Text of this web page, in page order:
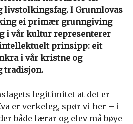
livstolkingsfag. I Grunnlovas
ei primær grunngiving
i vår kultur representerer
intellektuelt prinsipp: eit
i vår kristne og
tradisjon.
legitimitet at det er
er verkeleg, spør vi her – i
både lærar og elev må bøye